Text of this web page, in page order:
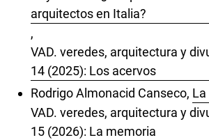
arquitectos en Italia?
,
VAD. veredes, arquitectura y
14 (2025): Los acervos
Rodrigo Almonacid Canseco,
VAD. veredes, arquitectura y
15 (2026): La memoria